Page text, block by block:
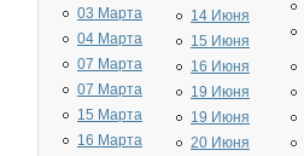
03 Марта
04 Марта
07 Марта
07 Марта
15 Марта
16 Марта
14 Июня
15 Июня
16 Июня
19 Июня
19 Июня
20 Июня